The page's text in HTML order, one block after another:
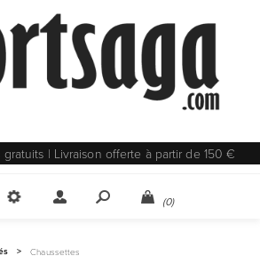
| Livraison offerte à partir de 150 €
(0)
> Chaussettes